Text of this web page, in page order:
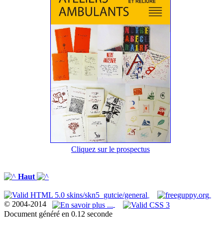
Cliquez sur le prospectus
Haut
© 2004-2014
Document généré en 0.12 seconde